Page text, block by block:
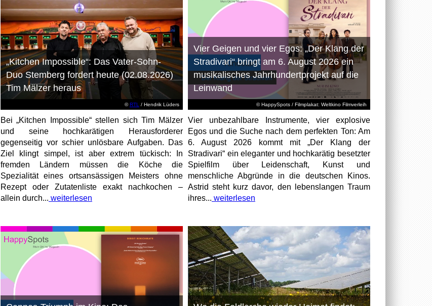
©RTL / Hendrik Lüders
„Kitchen Impossible“: Das Vater-Sohn-
Duo Stemberg fordert heute (02.08.2026)
Tim Mälzer heraus
Bei „Kitchen Impossible“ stellen sich Tim Mälzer
und seine hochkarätigen Herausforderer
gegenseitig vor schier unlösbare Aufgaben. Das
Ziel klingt simpel, ist aber extrem tückisch: In
fremden Ländern müssen die Köche die
Spezialität eines ortsansässigen Meisters ohne
Rezept oder Zutatenliste exakt nachkochen –
allein durch... weiterlesen
© HappySpots / Filmplakat: Weltkino Filmverleih
Vier Geigen und vier Egos: „Der Klang der
Stradivari“ bringt am 6. August 2026 ein
musikalisches Jahrhundertprojekt auf die
Leinwand
Vier unbezahlbare Instrumente, vier explosive
Egos und die Suche nach dem perfekten Ton: Am
6. August 2026 kommt mit „Der Klang der
Stradivari“ ein eleganter und hochkarätig besetzter
Spielfilm über Leidenschaft, Kunst und
menschliche Abgründe in die deutschen Kinos.
Astrid steht kurz davor, den lebenslangen Traum
ihres... weiterlesen